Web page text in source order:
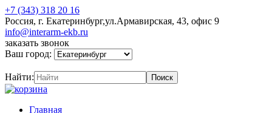
+7 (343) 318 20 16
Россия, г. Екатеринбург,ул.Армавирская, 43, офис 9
info@interarm-ekb.ru
заказать звонок
Ваш город:
Найти:
Главная